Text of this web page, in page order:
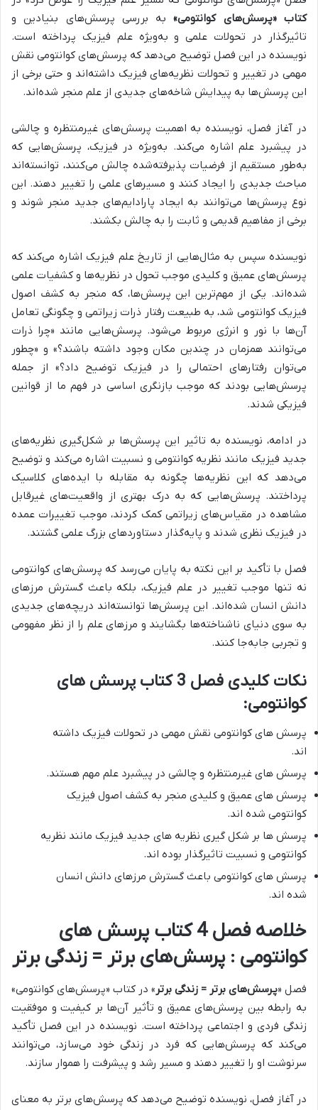
کتاب «پرسش‌های کوانتومی»به بررسی پرسش‌های بنیادین و
تاثیرگذار در تحولات علمی و به‌ویژه علم فیزیک پرداخته است.
نویسنده در این فصل توضیح می‌دهد که پرسش‌های کوانتومی نقش
مهمی در تغییر و تحولات نظریه‌های فیزیک داشته‌اند و حتی برخی از
این پرسش‌ها به پیدایش شاخه‌های جدیدی از علم منجر شده‌اند.
در آغاز فصل، نویسنده به اهمیت پرسش‌های غیرمنتظره و چالشی
در پیشبرد علماشاره می‌کند. به‌ویژه در فیزیک، پرسش‌هایی که
به‌طور مستقیم از فرضیات پذیرفته‌شده چالش می‌کنند، توانسته‌اند
مباحث جدیدی را ایجاد کنند و مسیرهای علمی را تغییر دهند. این
نوع پرسش‌ها می‌توانند به ایجاد پارادایم‌های جدید منجر شوند و
برخی از مفاهیم قدیمی و ثابت را به چالش بکشند.
نویسنده سپس به مثال‌هایی از تاریخ علم فیزیک اشاره می‌کند که
پرسش‌های عمیق و کلیدی موجب تحول در نظریه‌ها و کشفیات علمی
شده‌اند. یکی از مهم‌ترین این پرسش‌ها، که منجر به کشف اصول
فیزیک کوانتومی شد، به طبیعت رفتار ذرات زیراتمی و چگونگی تعامل
آن‌ها با نور و انرژیمربوط می‌شود. پرسش‌هایی مانند «چرا ذرات
می‌توانند همزمان در چندین مکان وجود داشته باشند؟» و «چطور
می‌توان رفتارهای احتمالی را در فیزیک توضیح داد؟» از جمله
پرسش‌هایی بودند که موجب بازنگری اساسی در فهم ما از قوانین
فیزیکی شدند.
در ادامه، نویسنده به تاثیر این پرسش‌ها بر شکل‌گیری نظریه‌های
جدید فیزیک مانند نظریه کوانتومی و نسبیتاشاره می‌کند و توضیح
می‌دهد که این نظریه‌ها چگونه به مقابله با ایده‌های کلاسیک
پرداختند. پرسش‌هایی که به درک بهتری از واقعیت‌های غیرقابل
مشاهده در مقیاس‌های زیراتمی کمک کردند، موجب تغییرات عمده
در فیزیک نظری شدند و پایه‌گذار دستاوردهای بزرگ علمی گشتند.
فصل با تأکید بر این نکته به پایان می‌رسد که پرسش‌های کوانتومی
نه تنها موجب تغییر در علم فیزیک، بلکه باعث گسترش مرزهای
دانش انسان شده‌اند. این پرسش‌ها توانسته‌اند دریچه‌های جدیدی
به سوی دنیای ناشناخته‌ها بگشایند و مرزهای علم را از نظر مفهومی
و تجربی جابه‌جا کنند.
نکات کلیدی فصل 3 کتاب پرسش های
کوانتومی:
پرسش های کوانتومی نقش مهمی در تحولات فیزیک داشته
اند.
پرسش های غیرمنتظره و چالشی در پیشبرد علم مهم هستند.
پرسش های عمیق و کلیدی منجر به کشف اصول فیزیک
کوانتومی شده اند.
پرسش ها بر شکل گیری نظریه های جدید فیزیک مانند نظریه
کوانتومی و نسبیت تاثیرگذار بوده اند.
پرسش های کوانتومی باعث گسترش مرزهای دانش انسان
شده اند.
خلاصه فصل 4 کتاب پرسش های
کوانتومی : پرسش‌های برتر = زندگی برتر
فصل «پرسش‌های برتر = زندگی برتر » در کتاب «پرسش‌های کوانتومی»
به رابطه بین پرسش‌های عمیق و تأثیر آن‌ها بر کیفیت و موفقیت
زندگی فردی و اجتماعیپرداخته است. نویسنده در این فصل تأکید
می‌کند که پرسش‌هایی که فرد در زندگی خود می‌سازد، می‌توانند
سرنوشت او را تغییر دهند و مسیر رشد و پیشرفت را هموار سازند.
در آغاز فصل، نویسنده توضیح می‌دهد که پرسش‌های برتر به معنای